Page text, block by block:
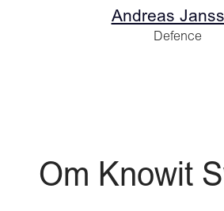
Andreas
Defence
Om Knowit